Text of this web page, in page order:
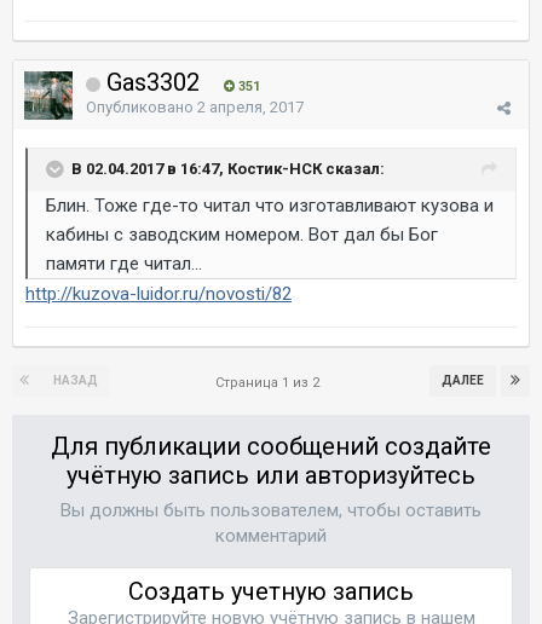
Gas3302 351
Опубликовано 2 апреля, 2017
В 02.04.2017 в 16:47, Костик-НСК сказал:
Блин. Тоже где-то читал что изготавливают кузова и
кабины с заводским номером. Вот дал бы Бог
памяти где читал...
http://kuzova-luidor.ru/novosti/82
НАЗАД ДАЛЕЕ
Страница 1 из 2
Для публикации сообщений создайте
учётную запись или авторизуйтесь
Вы должны быть пользователем, чтобы оставить
комментарий
Создать учетную запись
Зарегистрируйте новую учётную запись в нашем